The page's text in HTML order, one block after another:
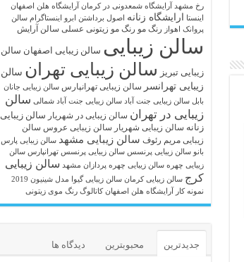
رخ مشهد
آرایشگاه شمعدونی در کرمان آرایشگاه هلن اصفهان
اینستا ارایشگاه زنانه اصول برداشتن ابرو
اینستاگرام سالن
پروانک اهواز
رنگ مو رنگ مو زیتونی عسلی سالن آرایش
سالن زیبایی سالن زیبایی اصفهان سالن
زیبایی تبریز سالن زیبایی تهران سالن
زیبایی تهرانسر سالن زیبایی تهرانپارس سالن زیبایی جانان
بابل سالن زیبایی جنت آباد سالن زیبایی جنت آباد شمالی سالن
زیبایی در تهران سالن زیبایی در شهریار سالن زیبایی
زنانه سالن زیبایی شهریار سالن زیبایی عروس سالن
زیبایی مریم رئوف سالن زیبایی مشهد سالن زیبایی پارس
بانو سالن زیبایی پرنسس سالن زیبایی پرنسس تهرانپارس سالن
زیبایی چهره سالن زیبایی چهره پردازان مشهد سالن زیبایی
کرج سالن زیبایی کرمان سالن زیبایی گیوا
مدل شینیون 2019
نمونه کار آرایشگاه هلن اصفهان کاتالوگ رنگ موی زیتونی
جدیدترین محبوبترین دیدگاه ها